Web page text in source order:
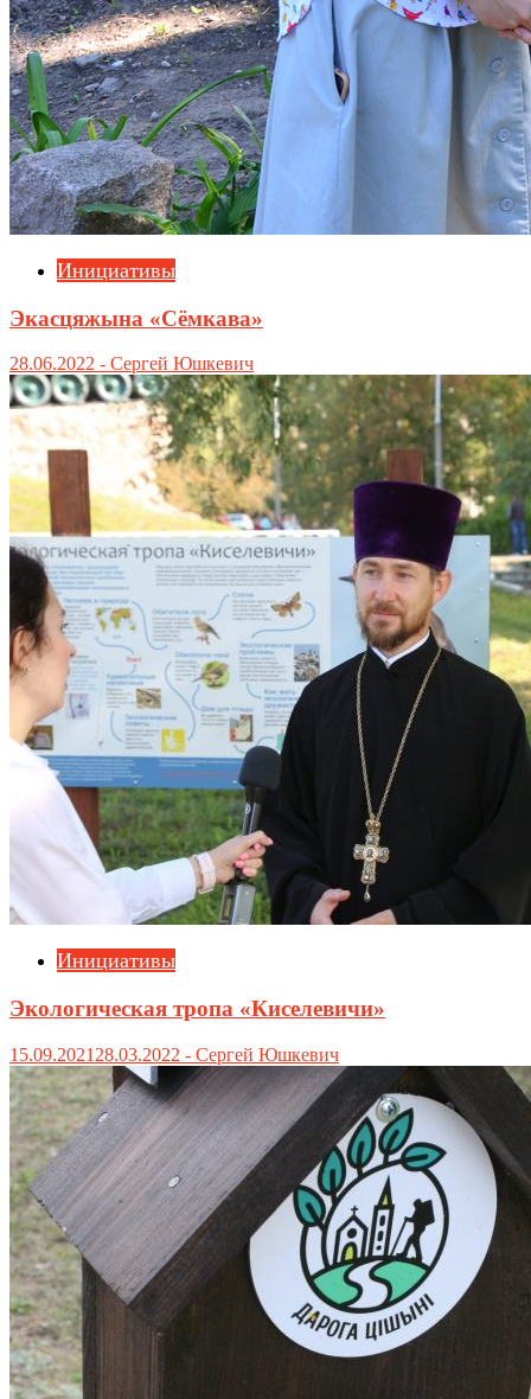
Инициативы
Экасцяжына «Сёмкава»
28.06.2022 - Сергей Юшкевич
Инициативы
Экологическая тропа «Киселевичи»
15.09.2021 28.03.2022 - Сергей Юшкевич